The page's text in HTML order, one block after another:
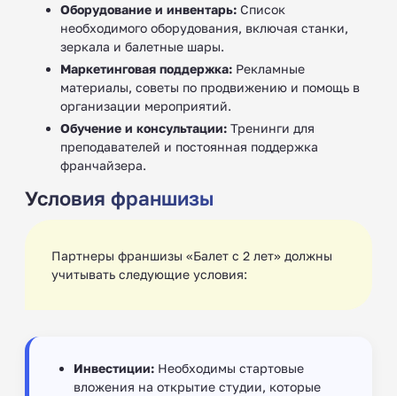
Оборудование и инвентарь: Список
необходимого оборудования, включая станки,
зеркала и балетные шары.
Маркетинговая поддержка: Рекламные
материалы, советы по продвижению и помощь в
организации мероприятий.
Обучение и консультации: Тренинги для
преподавателей и постоянная поддержка
франчайзера.
Условия франшизы
Партнеры франшизы «Балет с 2 лет» должны
учитывать следующие условия:
Инвестиции: Необходимы стартовые
вложения на открытие студии, которые